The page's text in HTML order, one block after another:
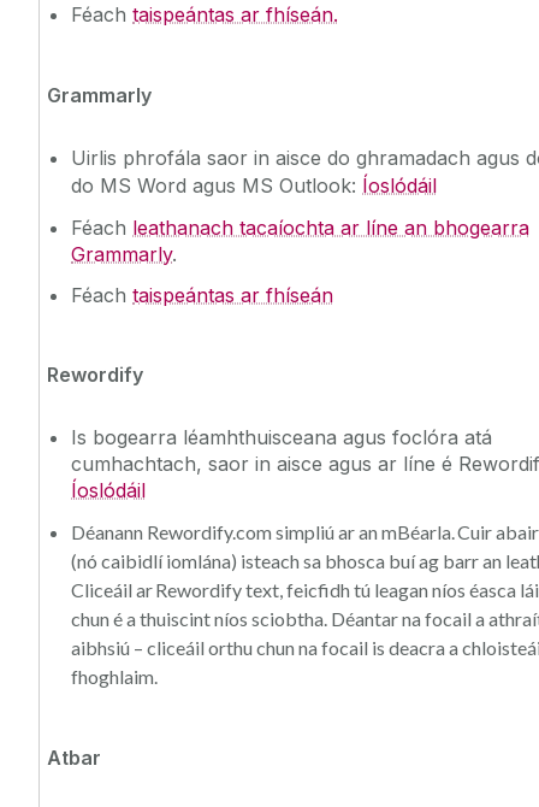
Féachtaispeántas ar fhíseán.
Grammarly
Uirlis phrofála saor in aisce do ghramadach agus
do MS Word agus MS Outlook: Íoslódáil
Féach leathanach tacaíochta ar líne an bhogearra
Grammarly.
Féachtaispeántas ar fhíseán
Rewordify
Is bogearra léamhthuisceana agus foclóra atá
cumhachtach, saor in aisce agus ar líne é
Íoslódáil
Déanann Rewordify.com simpliú ar an mBéarla. Cuir
(nó caibidlí iomlána) isteach sa bhosca buí ag barr an
Cliceáil ar Rewordify text, feicfidh tú leagan níos éasca
chun é a thuiscint níos sciobtha. Déantar na focail a
aibhsiú – cliceáil orthu chun na focail is deacra a
fhoghlaim.
Atbar